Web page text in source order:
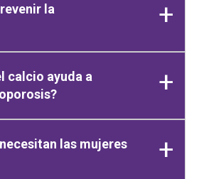
la
calcio ayuda a
las mujeres